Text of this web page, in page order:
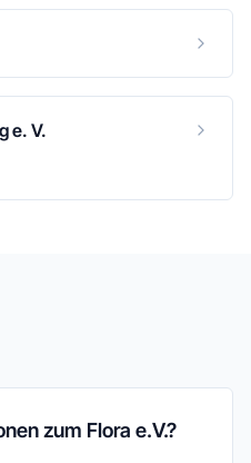
e. V.
zum Flora e.V.?